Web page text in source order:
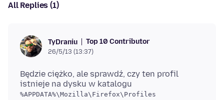
All Replies (1)
TyDraniu Top 10 Contributor
26/5/13 (13:37)
Będzie ciężko, ale sprawdź, czy ten profil
istnieje na dysku w katalogu
%APPDATA%\Mozilla\Firefox\Profiles